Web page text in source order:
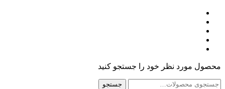
محصول مورد نظر خود را جستجو کنید
جستجو
جستجو